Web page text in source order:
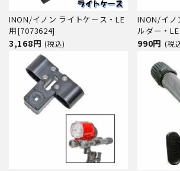
INON/イノン ライトケース・LE
用[7073624]
3,168円 (税込)
INON/イノ
ルダー・
990円 (税